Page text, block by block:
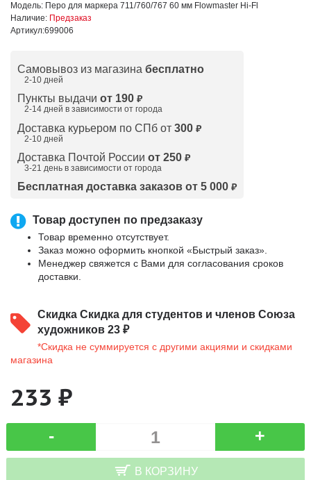
Модель: Перо для маркера 711/760/767 60 мм Flowmaster Hi-Fl
Наличие: Предзаказ
Артикул:699006
Самовывоз из магазина бесплатно
2-10 дней
Пункты выдачи от 190 ₽
2-14 дней в зависимости от города
Доставка курьером по СПб от 300 ₽
2-10 дней
Доставка Почтой России от 250 ₽
3-21 день в зависимости от города
Бесплатная доставка заказов от 5 000 ₽
Товар доступен по предзаказу
Товар временно отсутствует.
Заказ можно оформить кнопкой «Быстрый заказ».
Менеджер свяжется с Вами для согласования сроков
доставки.
Скидка Скидка для студентов и членов Союза
художников 23 ₽
*Скидка не суммируется с другими акциями и скидками
магазина
233 ₽
- +
В КОРЗИНУ